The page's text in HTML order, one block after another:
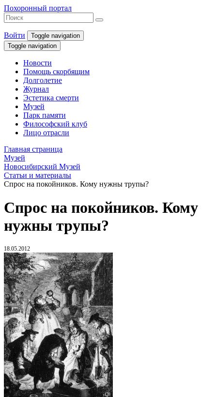
Похоронный портал
Войти
Toggle navigation
Toggle navigation
Новости
Помощь скорбящим
Долголетие
Журнал
Эстетика смерти
Музей
Парк памяти
Философский клуб
Лицо отрасли
Главная страница
Музей
Новосибирский Музей
Статьи и материалы
Спрос на покойников. Кому нужны трупы?
Спрос на покойников. Кому
нужны трупы?
18.05.2012